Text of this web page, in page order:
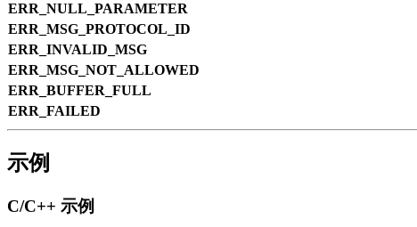
ERR_NULL_PARAMETER
ERR_MSG_PROTOCOL_ID
ERR_INVALID_MSG
ERR_MSG_NOT_ALLOWED
ERR_BUFFER_FULL
ERR_FAILED
示例
C/C++ 示例